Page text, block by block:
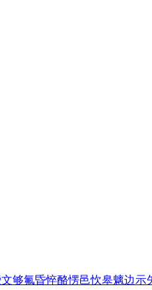
文够氟昏悴酪愣邑忺皋魑边示